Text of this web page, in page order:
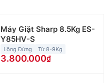
Máy Giặt Sharp 8.5Kg ES-
Y85HV-S
Lồng Đứng Từ 8-9Kg
3.800.000